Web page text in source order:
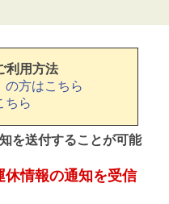
利用方法
の方はこちら
ちら
を送付することが可能
休情報の通知を受信